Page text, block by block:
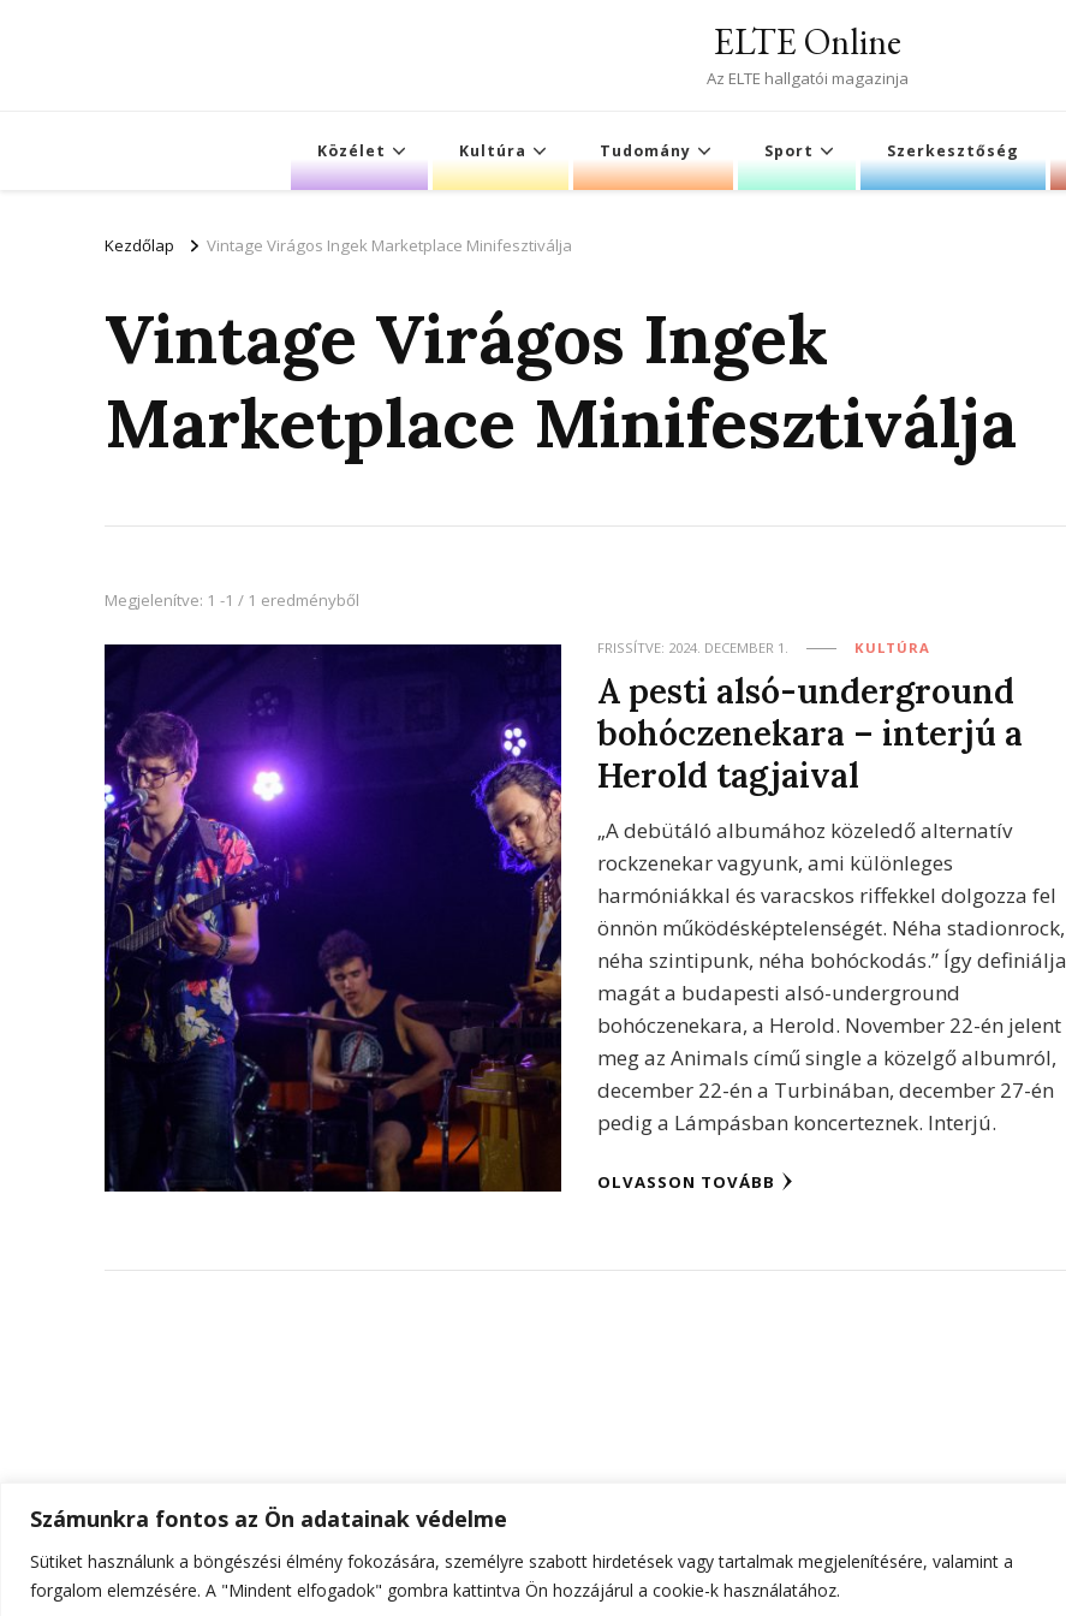
Számunkra fontos az Ön adatainak védelme
Sütiket használunk a böngészési élmény fokozására, személyre szabott hirdetések vagy tartalmak megjelenítésére, valamint a
forgalom elemzésére. A "Mindent elfogadok" gombra kattintva Ön hozzájárul a cookie-k használatához.
ELTE Online
Az ELTE hallgatói magazinja
Közélet Kultúra Tudomány Sport Szerkesztőség
Kezdőlap Vintage Virágos Ingek Marketplace Minifesztiválja
Vintage Virágos Ingek
Marketplace Minifesztiválja
Megjelenítve: 1 -1 / 1 eredményből
FRISSÍTVE: 2024. DECEMBER 1. KULTÚRA
A pesti alsó-underground
bohóczenekara – interjú a
Herold tagjaival
„A debütáló albumához közeledő alternatív
rockzenekar vagyunk, ami különleges
harmóniákkal és varacskos riffekkel dolgozza fel
önnön működésképtelenségét. Néha stadionrock,
néha szintipunk, néha bohóckodás.” Így definiálja
magát a budapesti alsó-underground
bohóczenekara, a Herold. November 22-én jelent
meg az Animals című single a közelgő albumról,
december 22-én a Turbinában, december 27-én
pedig a Lámpásban koncerteznek. Interjú.
OLVASSON TOVÁBB
© Szerzői jog 2026ELTE Online . Minden jog fenntartva.Hello Fashion | Fejlesztette